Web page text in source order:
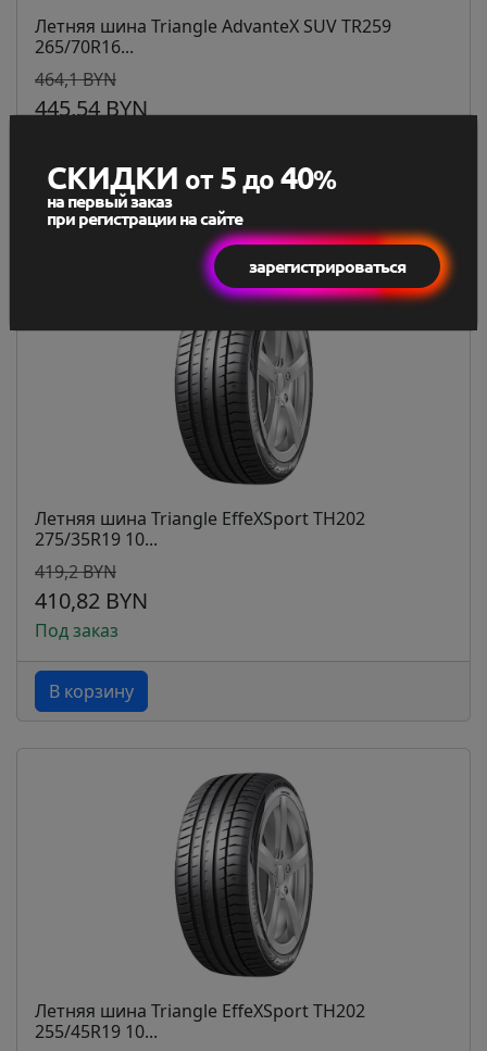
Летняя шина Triangle AdvanteX SUV TR259
265/70R16...
464,1 BYN
445,54 BYN
В корзину
Летняя шина Triangle EffeXSport TH202
275/35R19 10...
419,2 BYN
410,82 BYN
Под заказ
В корзину
Летняя шина Triangle EffeXSport TH202
255/45R19 10...
СКИДКИ от5до40%
на первый заказ
при регистрации на сайте
зарегистрироваться